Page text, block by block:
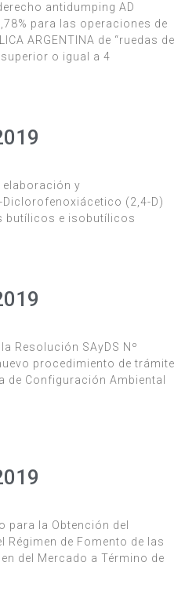
antidumping AD
para las operaciones de
ARGENTINA de “ruedas de
o igual a 4
y
(2,4-D)
butílicos e isobutílicos
Resolución SAyDS Nº
procedimiento de trámite
Configuración Ambiental
la Obtención del
Régimen de Fomento de las
del Mercado a Término de